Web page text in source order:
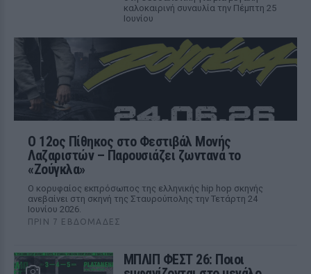
καλοκαιρινή συναυλία την Πέμπτη 25
Ιουνίου
Ο 12ος Πίθηκος στο Φεστιβάλ Μονής
Λαζαριστών – Παρουσιάζει ζωντανά το
«Ζούγκλα»
Ο κορυφαίος εκπρόσωπος της ελληνικής hip hop σκηνής
ανεβαίνει στη σκηνή της Σταυρούπολης την Τετάρτη 24
Ιουνίου 2026.
ΠΡΙΝ 7 ΕΒΔΟΜΆΔΕΣ
ΜΠΛΙΠ ΦΕΣΤ 26: Ποιοι